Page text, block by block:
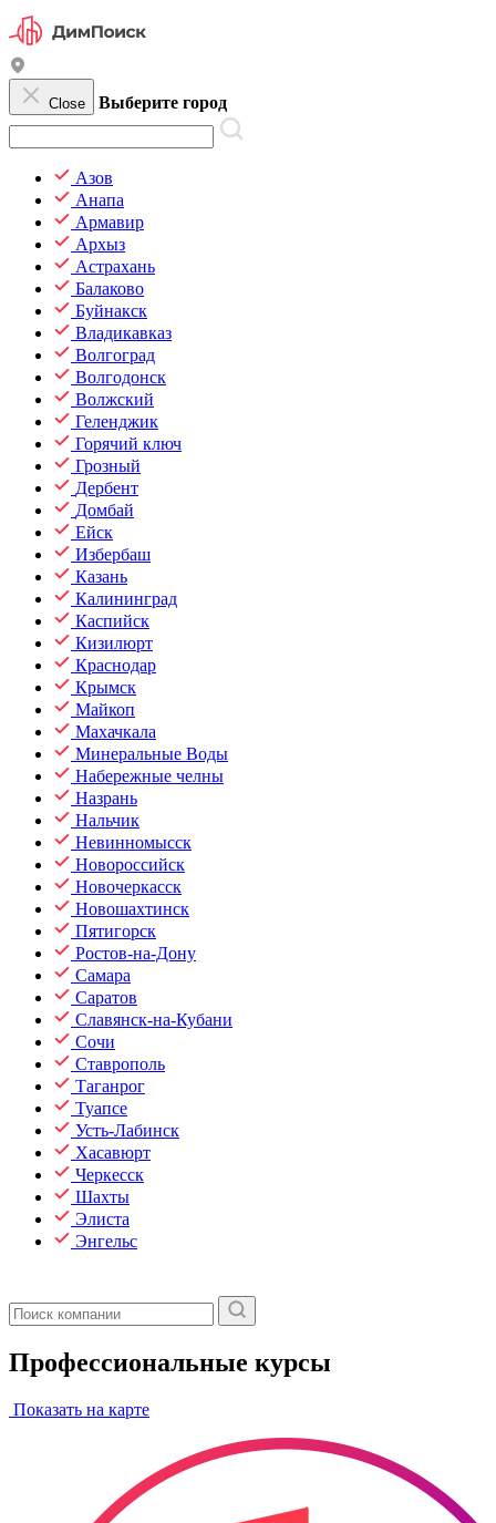
Close Выберите город
Азов
Анапа
Армавир
Архыз
Астрахань
Балаково
Буйнакск
Владикавказ
Волгоград
Волгодонск
Волжский
Геленджик
Горячий ключ
Грозный
Дербент
Домбай
Ейск
Избербаш
Казань
Калининград
Каспийск
Кизилюрт
Краснодар
Крымск
Майкоп
Махачкала
Минеральные Воды
Набережные челны
Назрань
Нальчик
Невинномысск
Новороссийск
Новочеркасск
Новошахтинск
Пятигорск
Ростов-на-Дону
Самара
Саратов
Славянск-на-Кубани
Сочи
Ставрополь
Таганрог
Туапсе
Усть-Лабинск
Хасавюрт
Черкесск
Шахты
Элиста
Энгельс
Профессиональные курсы
Показать на карте